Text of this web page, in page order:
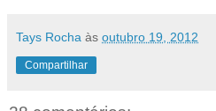
Tays Rocha às outubro 19, 2012
Compartilhar